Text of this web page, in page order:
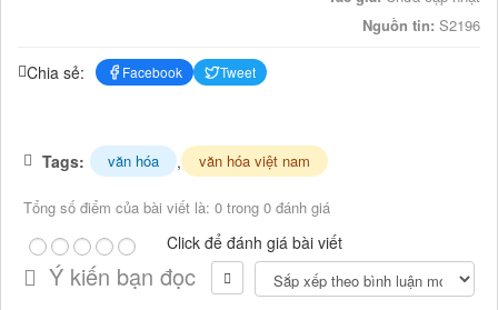
Nguồn tin: S2196
Chia sẻ: Facebook Tweet
Tags: văn hóa , văn hóa việt nam
Tổng số điểm của bài viết là: 0 trong 0 đánh giá
Click để đánh giá bài viết
Ý kiến bạn đọc